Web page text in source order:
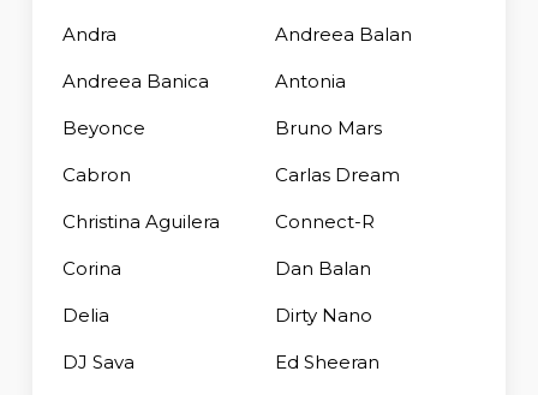
Andra Andreea Balan
Andreea Banica Antonia
Beyonce Bruno Mars
Cabron Carlas Dream
Christina Aguilera Connect-R
Corina Dan Balan
Delia Dirty Nano
DJ Sava Ed Sheeran